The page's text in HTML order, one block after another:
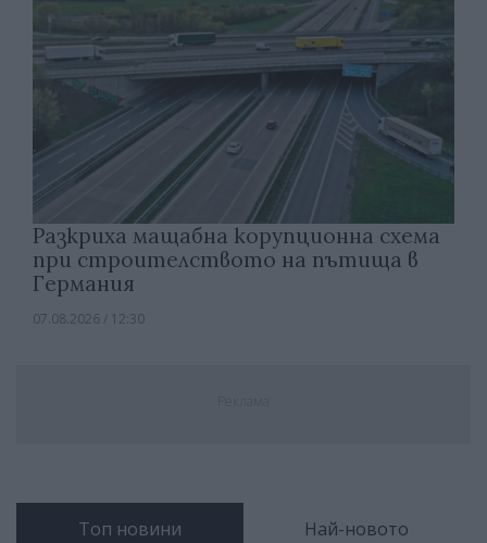
Разкриха мащабна корупционна схема
при строителството на пътища в
Германия
07.08.2026 / 12:30
Топ новини Най-новото